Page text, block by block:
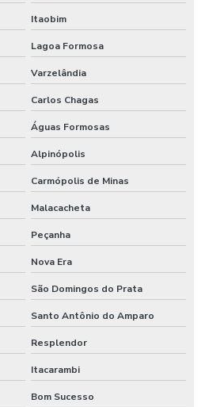
Itaobim
Lagoa Formosa
Varzelândia
Carlos Chagas
Águas Formosas
Alpinópolis
Carmópolis de Minas
Malacacheta
Peçanha
Nova Era
São Domingos do Prata
Santo Antônio do Amparo
Resplendor
Itacarambi
Bom Sucesso